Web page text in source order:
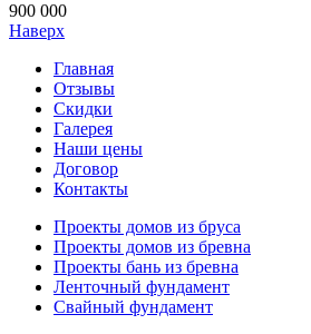
900 000
Наверх
Главная
Отзывы
Скидки
Галерея
Наши цены
Договор
Контакты
Проекты домов из бруса
Проекты домов из бревна
Проекты бань из бревна
Ленточный фундамент
Свайный фундамент